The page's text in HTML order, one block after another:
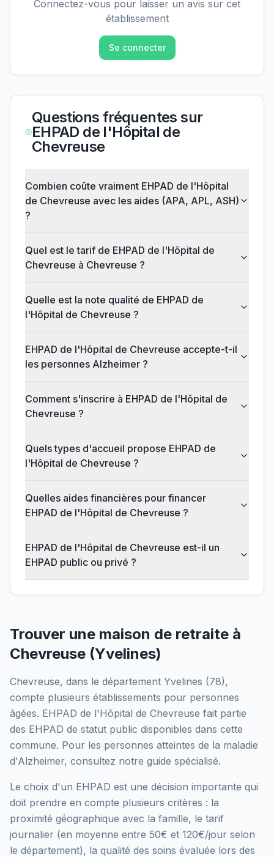
Connectez-vous pour laisser un avis sur cet
établissement
Se connecter
Questions fréquentes sur
EHPAD de l'Hôpital de
Chevreuse
Combien coûte vraiment EHPAD de l'Hôpital
de Chevreuse avec les aides (APA, APL, ASH)
?
Quel est le tarif de EHPAD de l'Hôpital de
Chevreuse à Chevreuse ?
Quelle est la note qualité de EHPAD de
l'Hôpital de Chevreuse ?
EHPAD de l'Hôpital de Chevreuse accepte-t-il
les personnes Alzheimer ?
Comment s'inscrire à EHPAD de l'Hôpital de
Chevreuse ?
Quels types d'accueil propose EHPAD de
l'Hôpital de Chevreuse ?
Quelles aides financières pour financer
EHPAD de l'Hôpital de Chevreuse ?
EHPAD de l'Hôpital de Chevreuse est-il un
EHPAD public ou privé ?
Trouver une maison de retraite à
Chevreuse (Yvelines)
Chevreuse, dans le département Yvelines (78),
compte plusieurs établissements pour personnes
âgées. EHPAD de l'Hôpital de Chevreuse fait partie
des EHPAD de statut public disponibles dans cette
commune. Pour les personnes atteintes de la maladie
d'Alzheimer, consultez notre guide spécialisé.
Le choix d'un EHPAD est une décision importante qui
doit prendre en compte plusieurs critères : la
proximité géographique avec la famille, le tarif
journalier (en moyenne entre 50€ et 120€/jour selon
le département), la qualité des soins évaluée lors des